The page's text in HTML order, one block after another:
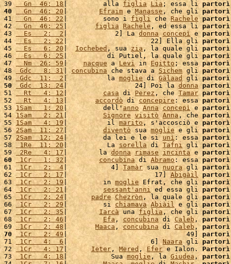
39
  Gn  46: 18
|         alla figlia Lia ; essa li partorì
40
  Gn  46: 20
| Efraim e Manasse , che gli partorì
41
  Gn  46: 22
|         sono i figli che Rachele partorì
42
  Gn  46: 25
| figlia Rachele , ed essa li partorì
43
  Es   2:  2
|            2] La donna concepì e partorì
44
  Es   2: 22
|                     22] Ella gli partorì
45
  Es   6: 20
| Iochebed , sua zia, la quale gli partorì
46
  Es   6: 25
|          di Putiel, la quale gli partorì
47
  Nm  26: 59
| nacque a Levi in Egitto ; essa partorì
48 Gdc   8: 31| concubina che stava a Sichem gli partorì
49 Gdc  11:  2 |          la moglie di Gàlaad gli partorì
50
Gdc  13: 24 |                 24] Poi la donna partorì
51
  Rt   4: 12
| casa di Perez , che Tamar partorì
52
  Rt   4: 13
| accordò di concepire : essa partorì
53 1Sam   1: 20 |         dell' anno Anna concepì e partorì
54 1Sam   2: 21 | Signore visitò Anna , che partorì
55 1Sam   4: 19|          il marito , s'accosciò e partorì
56 2Sam  11: 27 | diventò sua moglie e gli partorì
57 2Sam  12: 24 |         da lei e le si unì : essa partorì
58 1Re  11: 20|          La sorella di Tafni gli partorì
59 2Re   4: 17 |        la donna rimase incinta e partorì
60
1Cr   1: 32 | concubina di Abramo : essa partorì
61 1Cr   2:  4 |           4] Tamàr sua nuora gli partorì
62 1Cr   2: 17 |                      17] Abigàil partorì
63
1Cr   2: 19 |         in moglie Efrat, che gli partorì
64 1Cr   2: 21| sessant' anni ed essa gli partorì
65 1Cr   2: 24| padre Chezròn , la quale gli partorì
66 1Cr   2: 29 |         si chiamava Abiàil e gli partorì
67 1Cr   2: 35 | Iarcà una figlia , che gli partorì
68
1Cr   2: 46 | Efa, concubina di Caleb, partorì
69 1Cr   2: 48| Maaca , concubina di Caleb , partorì
70
1Cr   2: 49 |                              49] partorì
71 1Cr   4:  6 |                     6] Naara gli partorì
72
1Cr   4: 17| Ieter , Mered , Efer e Ialon. Partorì
73 1Cr   4: 18 |           Sua moglie , la Giudea , partorì